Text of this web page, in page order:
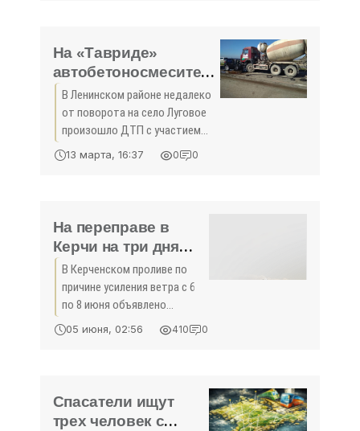
корреспонденту 3652.ru
сообщили в пресс-службе
КФУ. «В
На «Тавриде»
автобетоносмеситель
смял внедорожник:
есть пострадавшие -
«Новости Крыма»
В Ленинском районе недалеко
от поворота на село Луговое
произошло ДТП с участием
легкового автомобиля Nissan
Qashqai и грузового
Главного управления
13 марта, 16:37 0 0
На переправе в
Керчи на три дня
объявили
штормовое
предупреждение -
«Общество»
В Керченском проливе по
причине усиления ветра с 6
по 8 июня объявлено
штормовое
предупреждение. По данным
усилилась до 20-23 метров в
секунду. Возможна
05 июня, 02:56 410 0
Спасатели ищут
трех человек с